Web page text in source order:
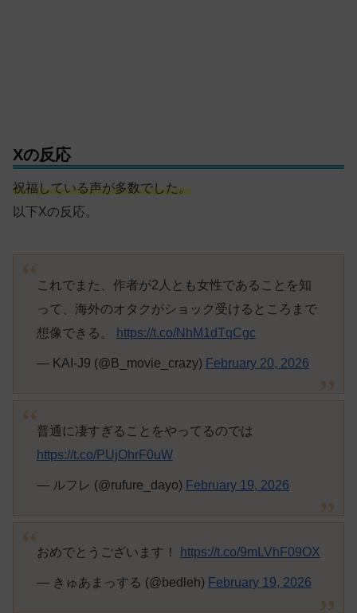
Xの反応
祝福している声が多数でした。
以下Xの反応。
これでまた、作者が2人とも女性であることを知
って、海外のオタクがショック受けるところまで
想像できる。
https://t.co/NhM1dTqCgc
— KAI-J9 (@B_movie_crazy) February 20, 2026
普通に凄すぎることをやってるのでは
https://t.co/PUjOhrF0uW
— ルフレ (@rufure_dayo) February 19, 2026
おめでとうございます！ https://t.co/9mLVhF09OX
— きゅあまっする (@bedleh) February 19, 2026